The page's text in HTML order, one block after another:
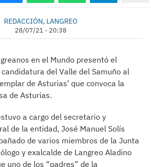
REDACCIÓN, LANGREO
28/07/21 - 20:38
en el Mundo presentó el
del Valle del Samuño al
de Asturias’ que convoca la
de Asturias.
a cargo del secretario y
de la entidad, José Manuel Solís
de varios miembros de la Junta
y exalcalde de Langreo Aladino
uno de los “padres” de la